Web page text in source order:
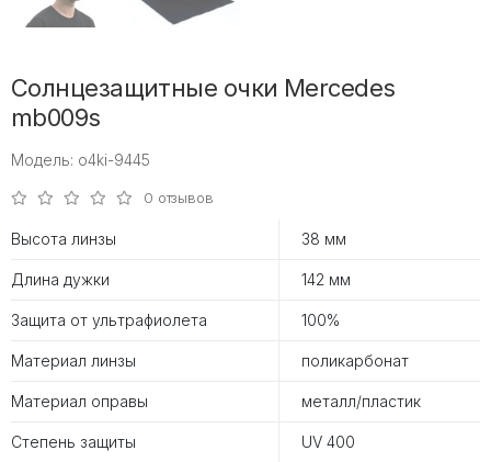
Солнцезащитные очки Mercedes
mb009s
Модель: o4ki-9445
0 отзывов
Высота линзы 38 мм
Длина дужки 142 мм
Защита от ультрафиолета 100%
Материал линзы поликарбонат
Материал оправы металл/пластик
Степень защиты UV 400